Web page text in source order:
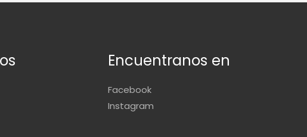
Encuentranos en
Facebook
Instagram